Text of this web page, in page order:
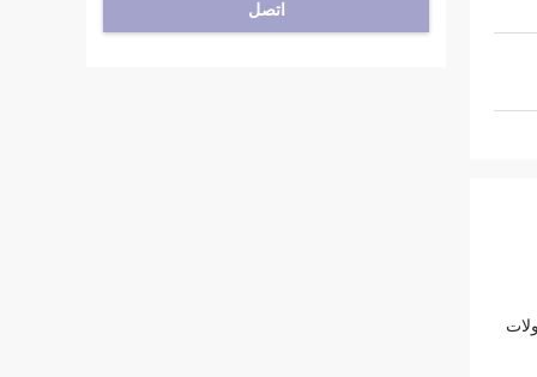
اتصل
محولات